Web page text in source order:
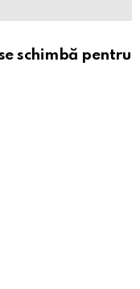
schimbă pentru